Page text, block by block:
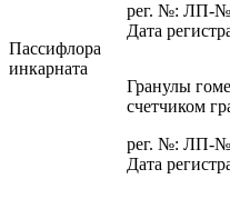
Пассифлора
инкарната
рег. №: ЛП-
Дата
Гранулы
счетчиком
рег. №: ЛП-
Дата